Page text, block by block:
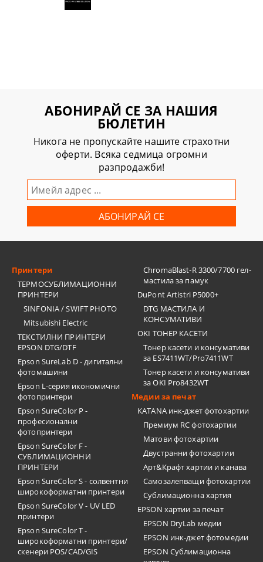
АБОНИРАЙ СЕ ЗА НАШИЯ
БЮЛЕТИН
Никога не пропускайте нашите страхотни
оферти. Всяка седмица огромни
разпродажби!
Принтери
ТЕРМОСУБЛИМАЦИОННИ
ПРИНТЕРИ
SINFONIA / SWIFT PHOTO
Mitsubishi Electric
ТЕКСТИЛНИ ПРИНТЕРИ
EPSON DTG/DTF
Epson SureLab D - дигитални
фотомашини
Epson L-серия икономични
фотопринтери
Epson SureColor P -
професионални
фотопринтери
Epson SureColor F -
СУБЛИМАЦИОННИ
ПРИНТЕРИ
Epson SureColor S - солвентни
широкоформатни принтери
Epson SureColor V - UV LED
принтери
Epson SureColor T -
широкоформатни принтери/
скенери POS/CAD/GIS
ChromaBlast-R 3300/7700 гел-
мастила за памук
DuPont Artistri P5000+
DTG МАСТИЛА И
КОНСУМАТИВИ
OKI ТОНЕР КАСЕТИ
Тонер касети и консумативи
за ES7411WT/Pro7411WT
Тонер касети и консумативи
за OKI Pro8432WT
Медии за печат
KATANA инк-джет фотохартии
Премиум RC фотохартии
Матови фотохартии
Двустранни фотохартии
Арт&Крафт хартии и канава
Самозалепващи фотохартии
Сублимационна хартия
EPSON хартии за печат
EPSON DryLab медии
EPSON инк-джет фотомедии
EPSON Сублимационна